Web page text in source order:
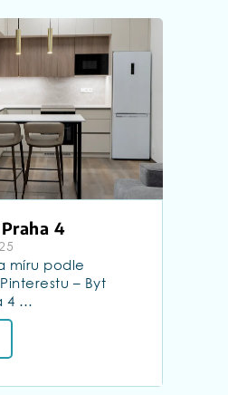
4
míru podle
– Byt
4 …